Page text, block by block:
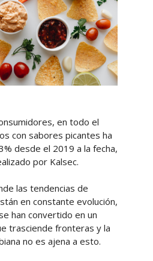
en todo el
con sabores picantes ha
desde el 2019 a la fecha,
por Kalsec.
las tendencias de
en constante evolución,
han convertido en un
trasciende fronteras y la
no es ajena a esto.